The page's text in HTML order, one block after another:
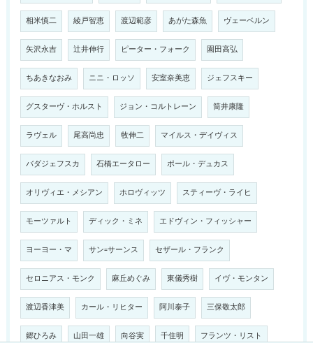
相米慎二 綾戸智恵 渡辺範彦 あがた森魚 ヴェーベルン
矢沢永吉 辻井伸行 ピーター・フォーク 園田高弘
ちあきなおみ ニニ・ロッソ 安室奈美恵 ジェフスキー
グスターヴ・ホルスト ジョン・コルトレーン 筒井康隆
ラヴェル 尾高尚忠 牧伸二 マイルス・デイヴィス
バダジェフスカ 石橋エータロー ポール・デュカス
オリヴィエ・メシアン ホロヴィッツ スティーヴ・ライヒ
モーツァルト ディック・ミネ エドヴィン・フィッシャー
ヨーヨー・マ サン=サーンス セザール・フランク
セロニアス・モンク 麻丘めぐみ 東儀秀樹 イヴ・モンタン
渡辺香津美 カール・リヒター 阿川泰子 三保敬太郎
郷ひろみ 山田一雄 向谷実 千住明 フランツ・リスト